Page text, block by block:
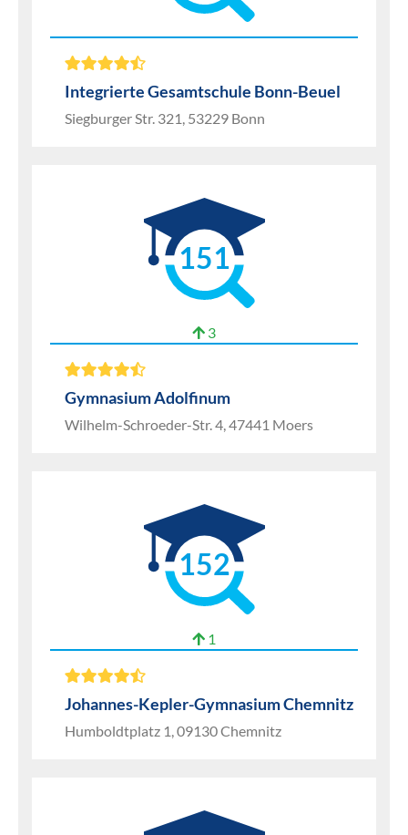
Integrierte Gesamtschule Bonn-Beuel
Siegburger Str. 321, 53229 Bonn
151
3
Gymnasium Adolfinum
Wilhelm-Schroeder-Str. 4, 47441 Moers
152
1
Johannes-Kepler-Gymnasium Chemnitz
Humboldtplatz 1, 09130 Chemnitz